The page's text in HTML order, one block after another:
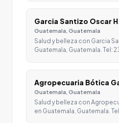
Garcia Santizo Oscar
Guatemala, Guatemala
Salud y belleza con Garcia
Guatemala, Guatemala. Tel:
Agropecuaria Bótica
Guatemala, Guatemala
Salud y belleza con
en Guatemala, Guatemala.